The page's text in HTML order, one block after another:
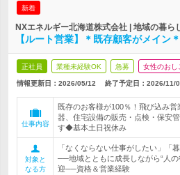
新着
NXエネルギー北海道株式会社 | 地域の暮
【ルート営業】＊既存顧客がメイン
正社員 業種未経験OK 急募 女性のおし
情報更新日：2026/05/12 終了予定日： 2026/11/
仕事内容
既存のお客様が100％！飛び込み
器、住宅設備の販売・点検・保安
す◆基本土日祝休み
対象と
なる方
「なくならない仕事がしたい」「
──地域とともに成長しながら“人
迎──資格＆営業経験